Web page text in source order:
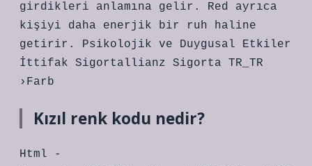
girdikleri anlamına gelir. Red ayrıca
kişiyi daha enerjik bir ruh haline
getirir. Psikolojik ve Duygusal Etkiler
İttifak Sigortallianz Sigorta TR_TR
›Farb
Kızıl renk kodu nedir?
Html -